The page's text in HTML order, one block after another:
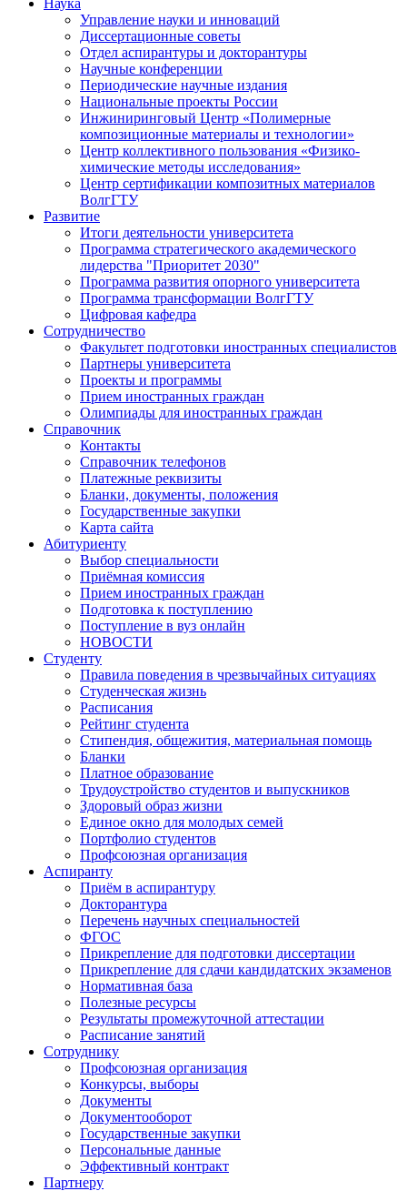
Наука
Управление науки и инноваций
Диссертационные советы
Отдел аспирантуры и докторантуры
Научные конференции
Периодические научные издания
Национальные проекты России
Инжиниринговый Центр «Полимерные
композиционные материалы и технологии»
Центр коллективного пользования «Физико-
химические методы исследования»
Центр сертификации композитных материалов
ВолгГТУ
Развитие
Итоги деятельности университета
Программа стратегического академического
лидерства "Приоритет 2030"
Программа развития опорного университета
Программа трансформации ВолгГТУ
Цифровая кафедра
Сотрудничество
Факультет подготовки иностранных специалистов
Партнеры университета
Проекты и программы
Прием иностранных граждан
Олимпиады для иностранных граждан
Справочник
Контакты
Справочник телефонов
Платежные реквизиты
Бланки, документы, положения
Государственные закупки
Карта сайта
Абитуриенту
Выбор специальности
Приёмная комиссия
Прием иностранных граждан
Подготовка к поступлению
Поступление в вуз онлайн
НОВОСТИ
Студенту
Правила поведения в чрезвычайных ситуациях
Студенческая жизнь
Расписания
Рейтинг студента
Стипендия, общежития, материальная помощь
Бланки
Платное образование
Трудоустройство студентов и выпускников
Здоровый образ жизни
Единое окно для молодых семей
Портфолио студентов
Профсоюзная организация
Аспиранту
Приём в аспирантуру
Докторантура
Перечень научных специальностей
ФГОС
Прикрепление для подготовки диссертации
Прикрепление для сдачи кандидатских экзаменов
Нормативная база
Полезные ресурсы
Результаты промежуточной аттестации
Расписание занятий
Сотруднику
Профсоюзная организация
Конкурсы, выборы
Документы
Документооборот
Государственные закупки
Персональные данные
Эффективный контракт
Партнеру